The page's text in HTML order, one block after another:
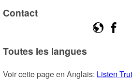
Contact
Toutes les langues
Voir cette page en Anglais: Listen